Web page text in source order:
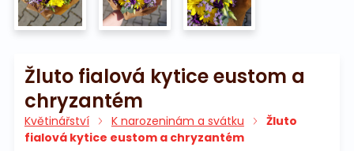
Žluto fialová kytice eustom a
chryzantém
Květinářství K narozeninám a svátku
Žluto
fialová kytice eustom a chryzantém